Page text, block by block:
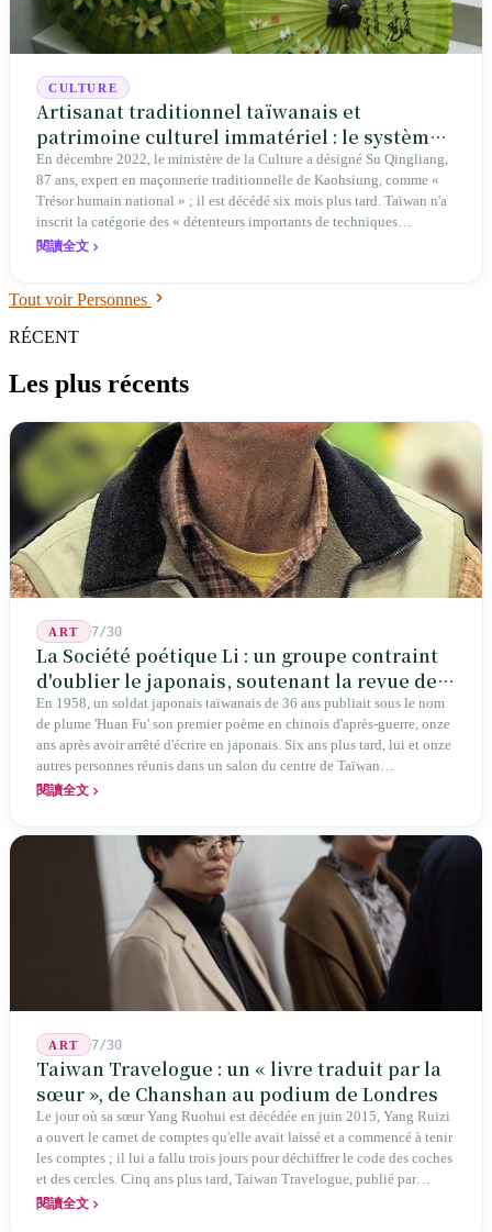
CULTURE
Artisanat traditionnel taïwanais et
patrimoine culturel immatériel : le système
est enfin reconnu, mais les apprentis ont
disparu
En décembre 2022, le ministère de la Culture a désigné Su Qingliang,
87 ans, expert en maçonnerie traditionnelle de Kaohsiung, comme «
Trésor humain national » ; il est décédé six mois plus tard. Taïwan n'a
inscrit la catégorie des « détenteurs importants de techniques
traditionnelles » dans sa loi sur le patrimoine culturel qu'en 2005, soit
effondré lors de l'industrialisation des années 1970-80 : parmi les plus
qu'une « minorité ». La liste des détenteurs s'allonge, mais le nombre
閱讀全文
Tout voir Personnes
RÉCENT
Les plus récents
ART 7/30
La Société poétique Li : un groupe contraint
d'oublier le japonais, soutenant la revue de
poésie chinoise la plus ancienne de Taïwan
En 1958, un soldat japonais taïwanais de 36 ans publiait sous le nom
de plume 'Huan Fu' son premier poème en chinois d'après-guerre, onze
ans après avoir arrêté d'écrire en japonais. Six ans plus tard, lui et onze
autres personnes réunis dans un salon du centre de Taïwan
transformaient cette expérience de mutisme générationnel en une
jusqu'aux manuels scolaires du collège.
閱讀全文
ART 7/30
Taiwan Travelogue : un « livre traduit par la
sœur », de Chanshan au podium de Londres
Le jour où sa sœur Yang Ruohui est décédée en juin 2015, Yang Ruizi
a ouvert le carnet de comptes qu'elle avait laissé et a commencé à tenir
les comptes ; il lui a fallu trois jours pour déchiffrer le code des coches
et des cercles. Cinq ans plus tard, Taiwan Travelogue, publié par
Chanshan, portait la mention « par Chihako Aoyama, traduit par Yang
閱讀全文